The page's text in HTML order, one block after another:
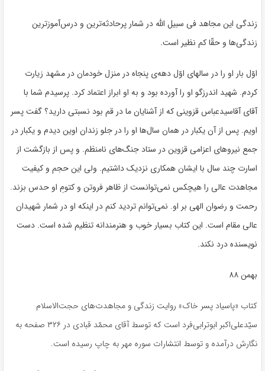
زندگی این مجاهد فی سبیل الله در شمار پرحادثه‌ترین و درس‌آموزترین
زندگی‌ها و حقّاکم نظیر است.
اوّل بار او را در سالهای اوّل دهه‌ی پنجاه در منزل خودمان در مشهد زیارت
کردم. شهید اندرزگو او را آورده بود و به او ابراز اعتماد کرد. پرسیدم شما با
آقای آقاسیدعباس قزوینی که از آشنایان ما در قم بود نسبتی دارید؟ گفت پسر
اویم. پس از آن یکبار در همان سال‌ها او را در جلو زندان اوین دیدم و یکبار در
جمع نیروهای اعزامی قزوین در ستاد جنگ‌های نامنظم. و پس از بازگشت از
اسارت چند سال با ایشان همکاری نزدیک داشتیم. ولی این حجم و کیفیت
مجاهدت عالی را هیچکس نمی‌توانست از ظاهر فروتن و کتومِ او حدس بزند.
رحمت و رضوان الهی بر او. نمی‌توانم تردید کنم در اینکه او در شمار شهیدان
عالی مقام است. این کتاب بسیار خوب و هنرمندانه تنظیم شده است. دست
نویسنده درد نکند.
بهمن ۸۸
کتاب «پاسیاد پسر خاک» روایت زندگی و مجاهدت‌های حجت‌الاسلام
سیّدعلی‌اکبر ابوترابی‌فرد است که توسط آقای محمّد قبادی در ۳۲۶ صفحه به
نگارش درآمده و توسط انتشارات سوره مهر به چاپ رسیده است.